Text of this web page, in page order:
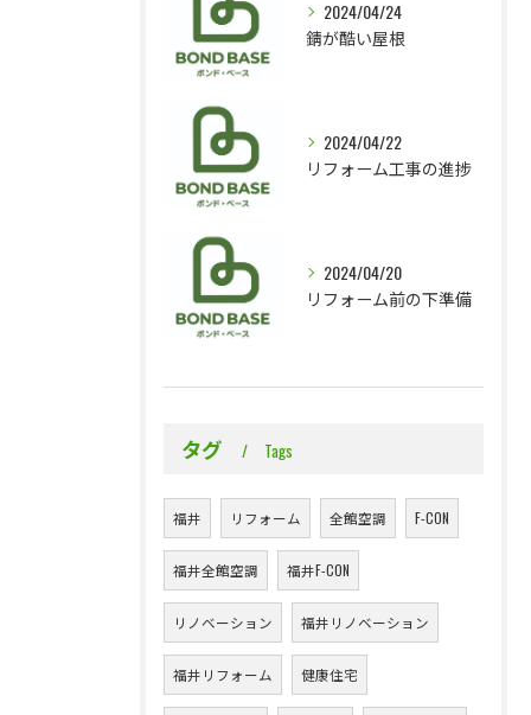
2024/04/24
錆が酷い屋根
2024/04/22
リフォーム工事の進捗
2024/04/20
リフォーム前の下準備
タグ Tags
福井 リフォーム 全館空調 F-CON
福井全館空調 福井F-CON
リノベーション 福井リノベーション
福井リフォーム 健康住宅